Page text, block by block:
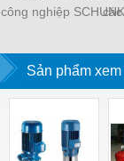
công nghiệp
Sản phẩm